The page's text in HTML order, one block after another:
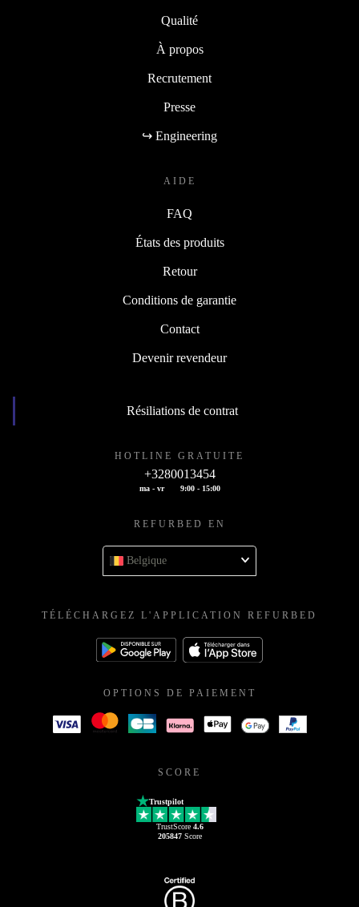
Qualité
À propos
Recrutement
Presse
↪ Engineering
AIDE
FAQ
États des produits
Retour
Conditions de garantie
Contact
Devenir revendeur
Résiliations de contrat
HOTLINE GRATUITE
+3280013454
ma - vr 9:00 - 15:00
REFURBED EN
Belgique
TÉLÉCHARGEZ L'APPLICATION REFURBED
OPTIONS DE PAIEMENT
SCORE
Trustpilot
TrustScore 4.6
205847Score